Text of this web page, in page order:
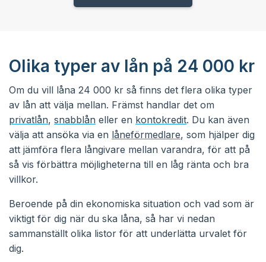
Olika typer av lån på 24 000 kr
Om du vill låna 24 000 kr så finns det flera olika typer
av lån att välja mellan. Främst handlar det om
privatlån, snabblån eller en kontokredit. Du kan även
välja att ansöka via en låneförmedlare, som hjälper dig
att jämföra flera långivare mellan varandra, för att på
så vis förbättra möjligheterna till en låg ränta och bra
villkor.
Beroende på din ekonomiska situation och vad som är
viktigt för dig när du ska låna, så har vi nedan
sammanställt olika listor för att underlätta urvalet för
dig.